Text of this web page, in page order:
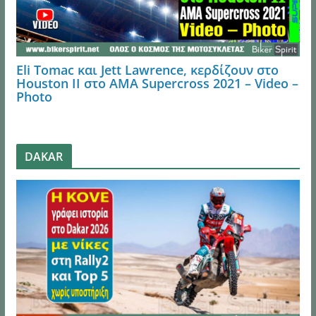
Eli Tomac και Jett Lawrence, κερδίζουν στο
Houston ΙI στο AMA Supercross 2021 – Video –
Photo
DAKAR